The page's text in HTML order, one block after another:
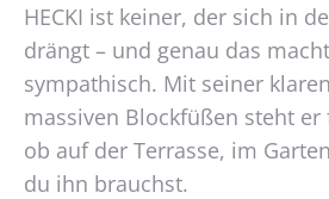
HECKI ist keiner, der sich in
drängt – und genau das
sympathisch. Mit seiner
massiven Blockfüßen steht er
ob auf der Terrasse, im
du ihn brauchst.